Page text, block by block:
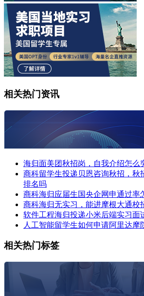
相关热门资讯
海归面美团秋招岗，自我介绍怎么
商科留学生投递贝恩咨询秋招，秋
排名吗
商科海归应届生国央企网申通过率
商科海归无实习，能进摩根大通校
软件工程海归投递小米后端实习面
人工智能留学生如何申请阿里达摩
相关热门标签